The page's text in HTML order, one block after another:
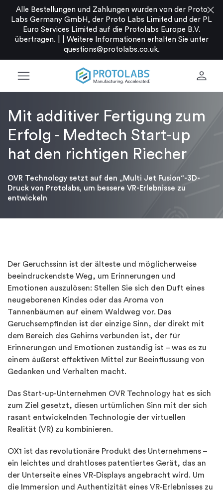
Alle Bestellungen und Zahlungen wurden von der Proto
Labs Germany GmbH, der Proto Labs Limited und der PL
Euro Services Limited auf die Protolabs Europe B.V.
übertragen. |
Weitere Informationen erhalten Sie unter
questions@protolabs.co.uk.
close
menu person
Mit additiver Fertigung zum
Erfolg - Medtech Start-up
hat den richtigen Riecher
OVR Technology setzt auf den „Multi Jet Fusion“-3D-
Druck von Protolabs, um bessere VR-Erlebnisse zu
entwickeln
Der Geruchssinn ist der älteste und möglicherweise
beeindruckendste Weg, um Erinnerungen und
Emotionen auszulösen: Stellen Sie sich den Duft eines
neugeborenen Kindes oder das Aroma von
Tannenbäumen auf einem Waldweg vor. Das
Geruchsempfinden ist der einzige Sinn, der direkt mit
dem Bereich des Gehirns verbunden ist, der für
Erinnerungen und Emotionen zuständig ist – was es zu
einem äußerst effektiven Mittel zur Beeinflussung von
Gedanken und Verhalten macht.
Das Start-up-Unternehmen OVR Technology hat es sich
zum Ziel gesetzt, diesen urtümlichen Sinn mit der sich
rasant entwickelnden Technologie der virtuellen
Realität (VR) zu kombinieren.
OX1 ist das revolutionäre Produkt des Unternehmens –
ein leichtes und drahtloses patentiertes Gerät, das an
der Unterseite eines VR-Displays angebracht wird. Um
die Immersion und Authentizität eines VR-Erlebnisses zu